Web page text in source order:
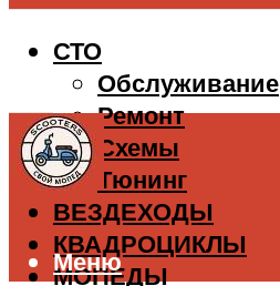
СТО
Обслуживание
Ремонт
Схемы
Тюнинг
ВЕЗДЕХОДЫ
КВАДРОЦИКЛЫ
МОПЕДЫ
Меню